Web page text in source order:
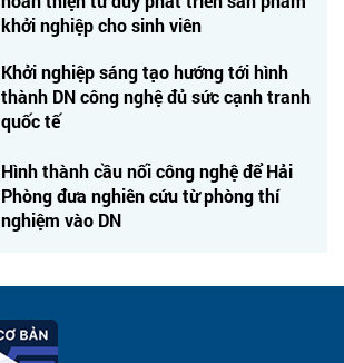
khởi nghiệp cho sinh viên
Khởi nghiệp sáng tạo hướng tới hình
thành DN công nghệ đủ sức cạnh tranh
quốc tế
Hình thành cầu nối công nghệ để Hải
Phòng đưa nghiên cứu từ phòng thí
nghiệm vào DN